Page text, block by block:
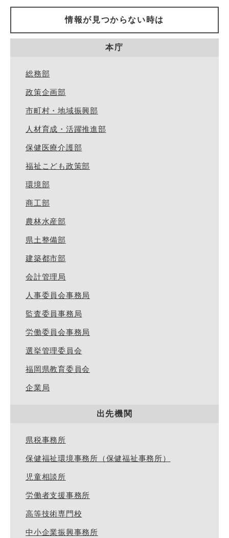
情報が見つからない時は
本庁
総務部
政策企画部
市町村・地域振興部
人材育成・活躍推進部
保健医療介護部
福祉こども政策部
環境部
商工部
農林水産部
県土整備部
建築都市部
会計管理局
人事委員会事務局
監査委員事務局
労働委員会事務局
選挙管理委員会
福岡県教育委員会
企業局
出先機関
県税事務所
保健福祉環境事務所（保健福祉事務所）
児童相談所
労働者支援事務所
高等技術専門校
中小企業振興事務所